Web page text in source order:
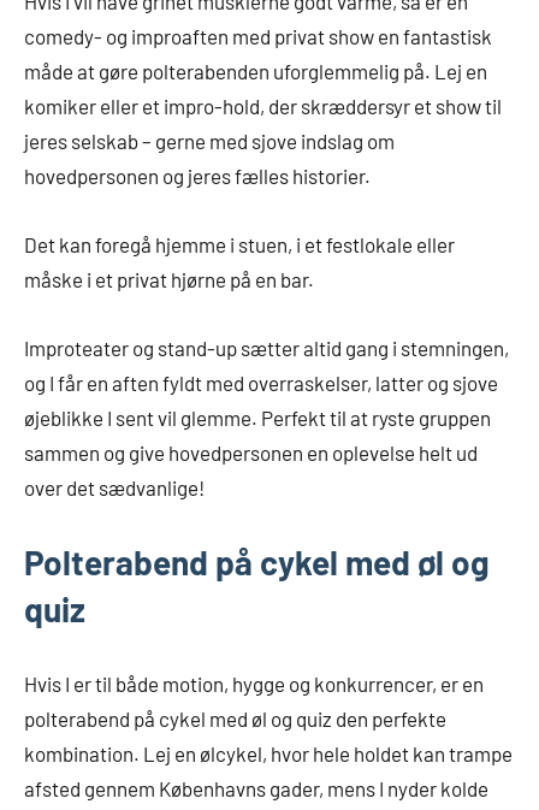
comedy- og improaften med privat show en fantastisk
måde at gøre polterabenden uforglemmelig på. Lej en
komiker eller et impro-hold, der skræddersyr et show til
jeres selskab – gerne med sjove indslag om
hovedpersonen og jeres fælles historier.
Det kan foregå hjemme i stuen, i et festlokale eller
måske i et privat hjørne på en bar.
Improteater og stand-up sætter altid gang i stemningen,
og I får en aften fyldt med overraskelser, latter og sjove
øjeblikke I sent vil glemme. Perfekt til at ryste gruppen
sammen og give hovedpersonen en oplevelse helt ud
over det sædvanlige!
Polterabend på cykel med øl og
quiz
Hvis I er til både motion, hygge og konkurrencer, er en
polterabend på cykel med øl og quiz den perfekte
kombination. Lej en ølcykel, hvor hele holdet kan trampe
afsted gennem Københavns gader, mens I nyder kolde